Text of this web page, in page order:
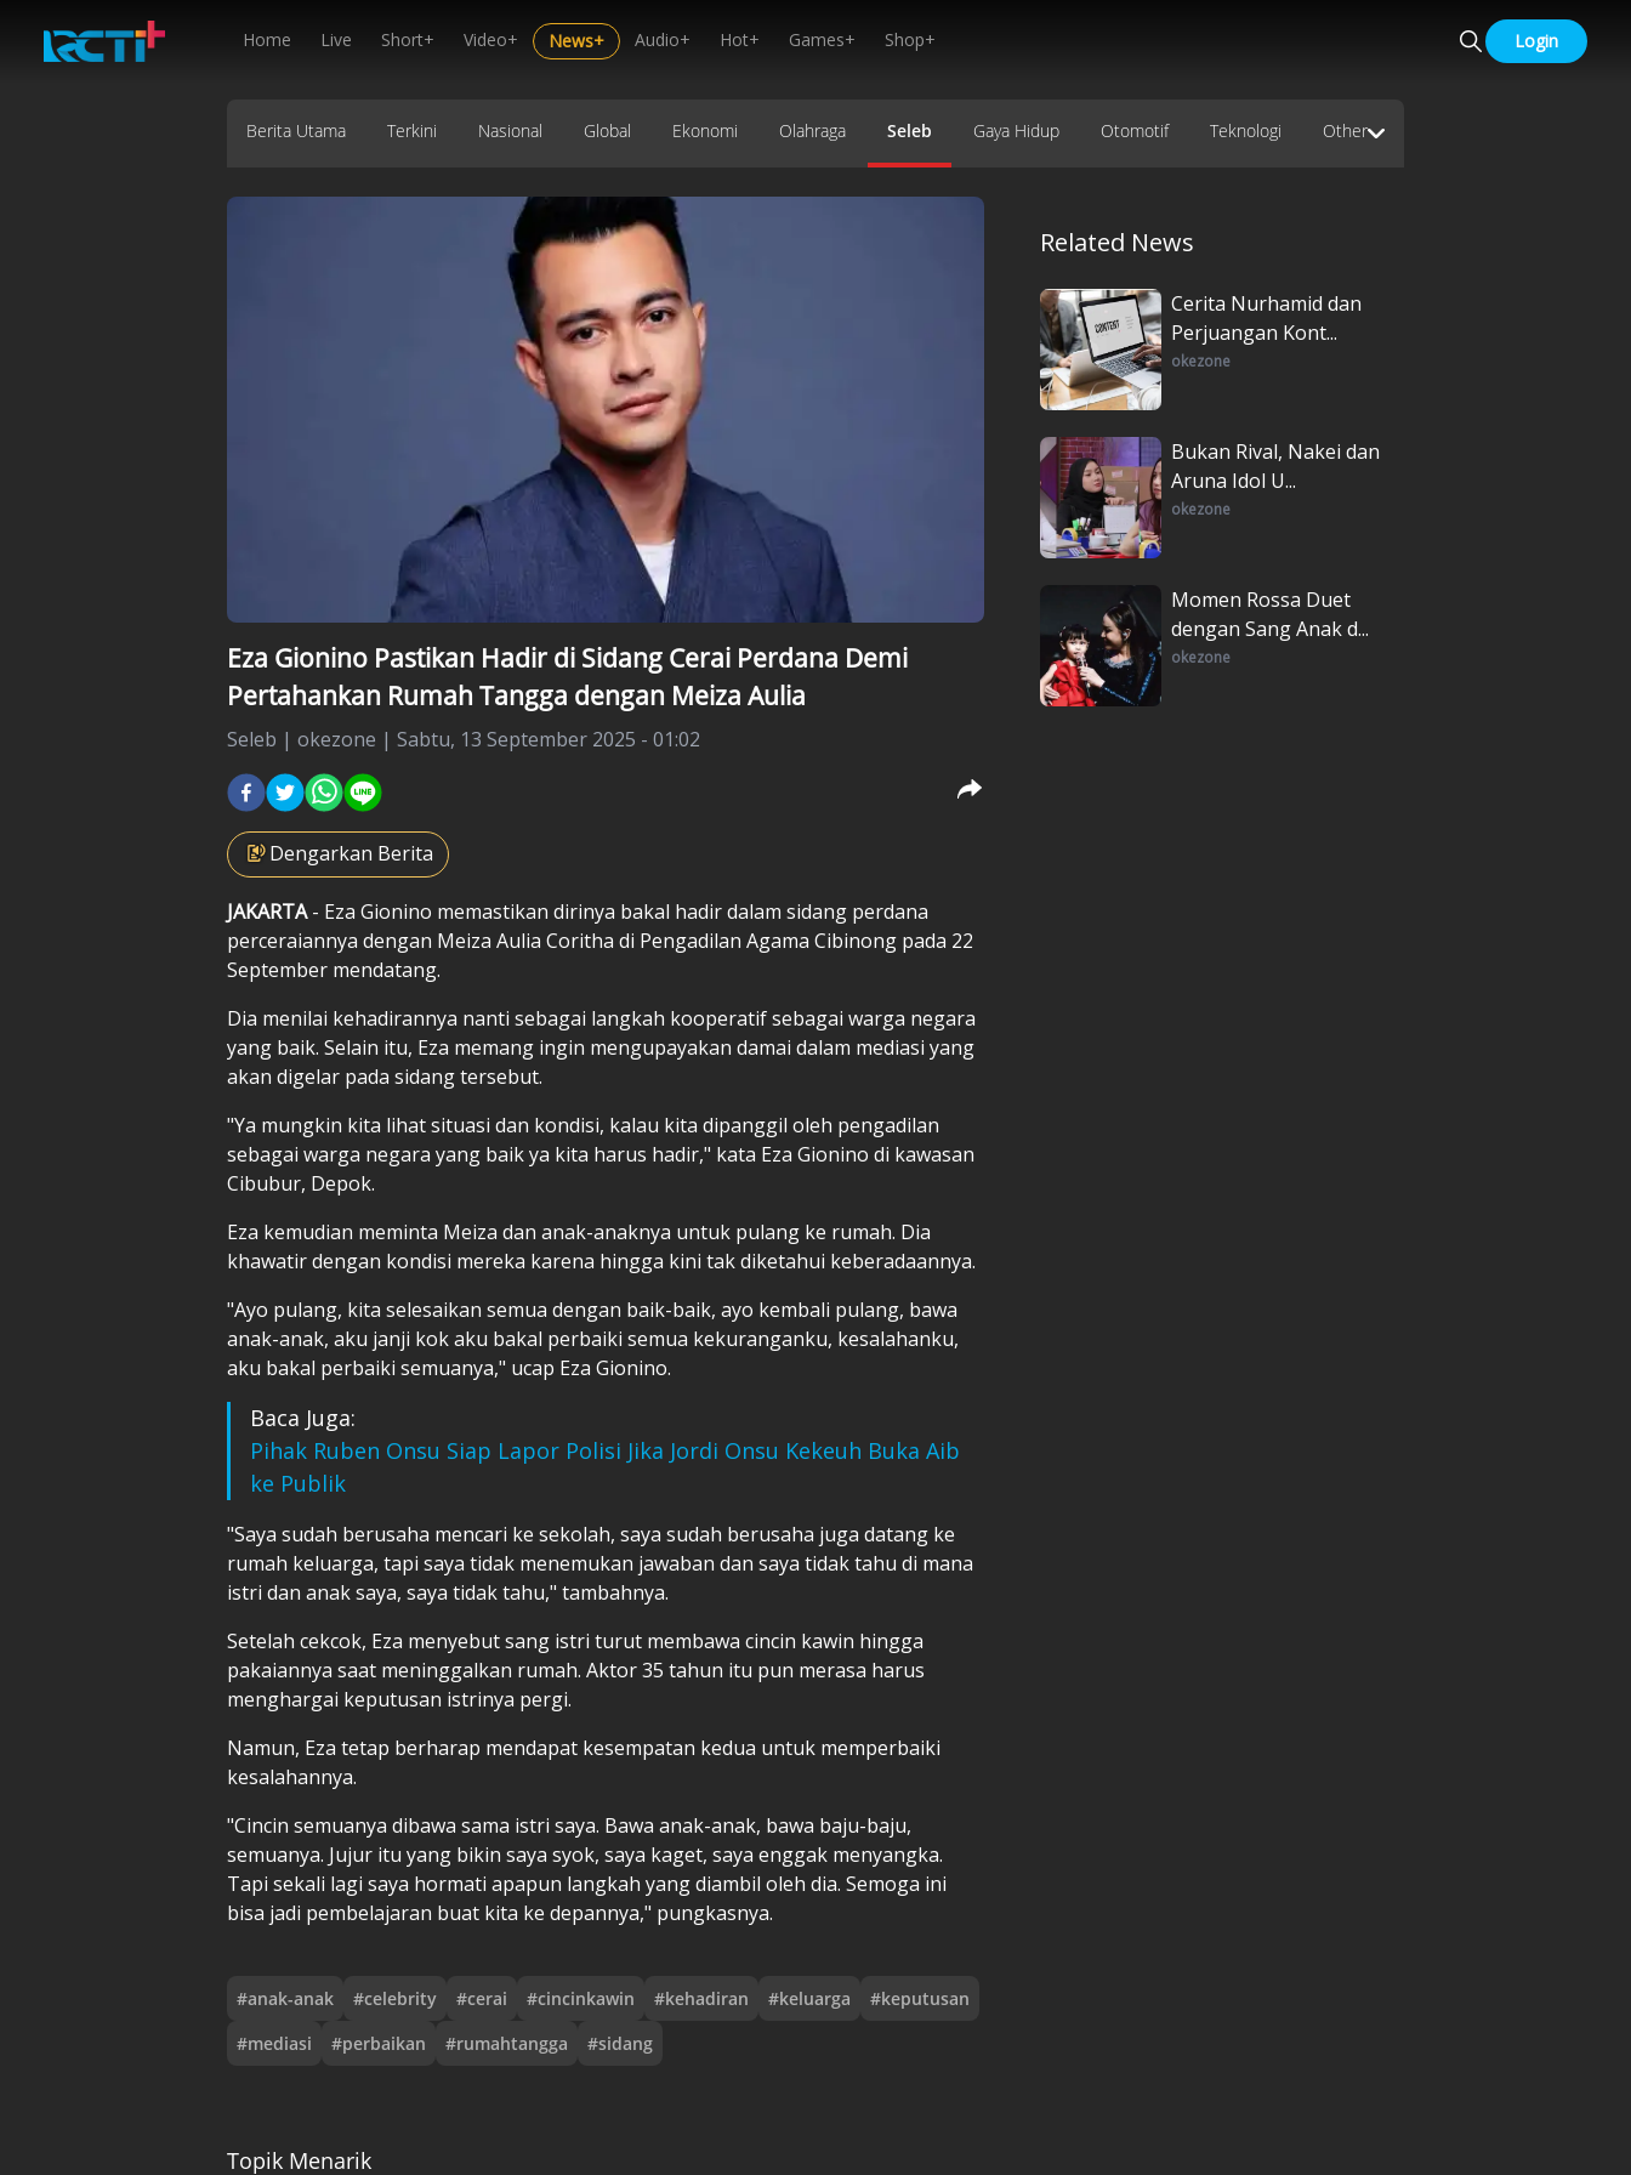
Home Live Short+ Video+ News+ Audio+ Hot+ Games+ Shop+ Login
Berita Utama Terkini Nasional Global Ekonomi Olahraga Seleb Gaya Hidup Otomotif Teknologi Other
Eza Gionino Pastikan Hadir di Sidang Cerai Perdana Demi
Pertahankan Rumah Tangga dengan Meiza Aulia
Seleb | okezone | Sabtu, 13 September 2025 - 01:02
Dengarkan Berita
JAKARTA- Eza Gionino memastikan dirinya bakal hadir dalam sidang perdana
perceraiannya dengan Meiza Aulia Coritha di Pengadilan Agama Cibinong pada 22
September mendatang.
Dia menilai kehadirannya nanti sebagai langkah kooperatif sebagai warga negara
yang baik. Selain itu, Eza memang ingin mengupayakan damai dalam mediasi yang
akan digelar pada sidang tersebut.
"Ya mungkin kita lihat situasi dan kondisi, kalau kita dipanggil oleh pengadilan
sebagai warga negara yang baik ya kita harus hadir," kata Eza Gionino di kawasan
Cibubur, Depok.
Eza kemudian meminta Meiza dan anak-anaknya untuk pulang ke rumah. Dia
khawatir dengan kondisi mereka karena hingga kini tak diketahui keberadaannya.
"Ayo pulang, kita selesaikan semua dengan baik-baik, ayo kembali pulang, bawa
anak-anak, aku janji kok aku bakal perbaiki semua kekuranganku, kesalahanku,
aku bakal perbaiki semuanya," ucap Eza Gionino.
Baca Juga:
Pihak Ruben Onsu Siap Lapor Polisi Jika Jordi Onsu Kekeuh Buka Aib
ke Publik
"Saya sudah berusaha mencari ke sekolah, saya sudah berusaha juga datang ke
rumah keluarga, tapi saya tidak menemukan jawaban dan saya tidak tahu di mana
istri dan anak saya, saya tidak tahu," tambahnya.
Setelah cekcok, Eza menyebut sang istri turut membawa cincin kawin hingga
pakaiannya saat meninggalkan rumah. Aktor 35 tahun itu pun merasa harus
menghargai keputusan istrinya pergi.
Namun, Eza tetap berharap mendapat kesempatan kedua untuk memperbaiki
kesalahannya.
"Cincin semuanya dibawa sama istri saya. Bawa anak-anak, bawa baju-baju,
semuanya. Jujur itu yang bikin saya syok, saya kaget, saya enggak menyangka.
Tapi sekali lagi saya hormati apapun langkah yang diambil oleh dia. Semoga ini
bisa jadi pembelajaran buat kita ke depannya," pungkasnya.
#anak-anak #celebrity #cerai #cincinkawin #kehadiran #keluarga #keputusan
#mediasi #perbaikan #rumahtangga #sidang
Related News
Cerita Nurhamid dan
Perjuangan Kont...
okezone
Bukan Rival, Nakei dan
Aruna Idol U...
okezone
Momen Rossa Duet
dengan Sang Anak d...
okezone
Topik Menarik